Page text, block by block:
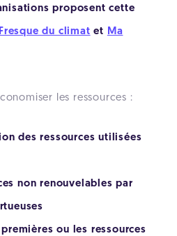
proposent cette
Fresque du climat et Ma
les ressources :
des ressources utilisées
non renouvelables par
ou les ressources